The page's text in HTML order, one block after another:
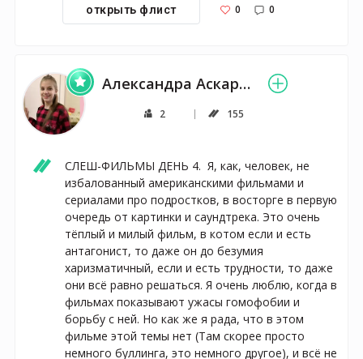
открыть флист 0 0
Александра Аскарова
2 155
СЛЕШ-ФИЛЬМЫ ДЕНЬ 4.  Я, как, человек, не
избалованный американскими фильмами и
сериалами про подростков, в восторге в первую
очередь от картинки и саундтрека. Это очень
тёплый и милый фильм, в котом если и есть
антагонист, то даже он до безумия
харизматичный, если и есть трудности, то даже
они всё равно решаться. Я очень люблю, когда в
фильмах показывают ужасы гомофобии и
борьбу с ней. Но как же я рада, что в этом
фильме этой темы нет (Там скорее просто
немного буллинга, это немного другое), и всё не